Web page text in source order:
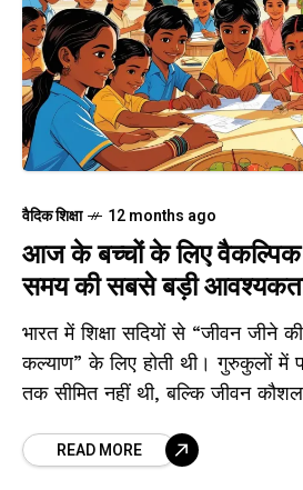
वैदिक शिक्षा 12 months ago
आज के बच्चों के लिए वैकल्पिक
समय की सबसे बड़ी
भारत में शिक्षा सदियों से “जीवन
कल्याण” के लिए होती थी। गुरुकुलों में
तक सीमित नहीं थी, बल्कि जीवन
READ MORE